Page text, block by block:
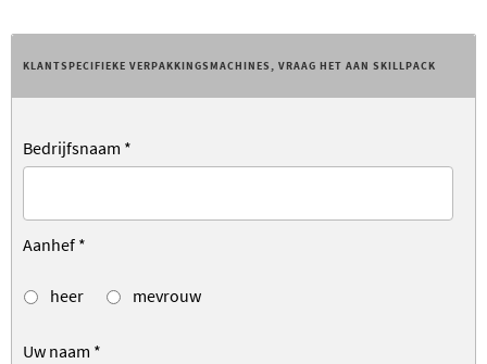
KLANTSPECIFIEKE VERPAKKINGSMACHINES, VRAAG HET AAN SKILLPACK
Bedrijfsnaam *
Aanhef *
heer mevrouw
Uw naam *